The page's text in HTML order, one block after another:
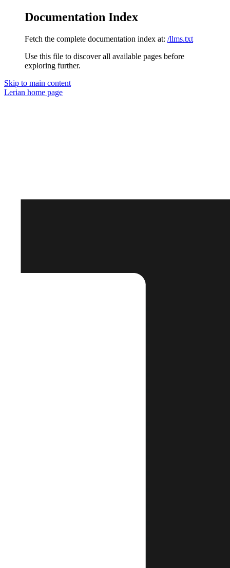
Documentation Index
Fetch the complete documentation index at: /llms.txt
Use this file to discover all available pages before
exploring further.
Skip to main content
Lerian home page